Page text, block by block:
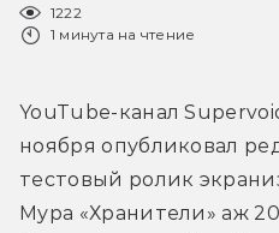
1222
1 минута на чтение
YouTube-канал
ноября опубликовал
тестовый ролик
Мура «Хранители» аж